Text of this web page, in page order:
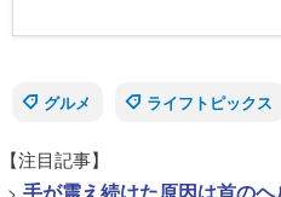
グルメ ライフトピックス
【注目記事】
手が震え続けた原因は首の